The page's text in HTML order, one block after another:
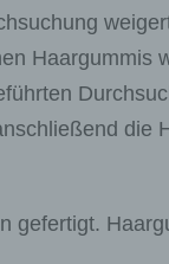
Haargummis
die
gefertigt.